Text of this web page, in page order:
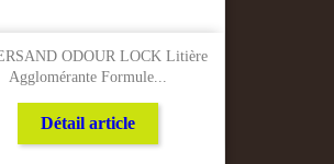
ODOUR LOCK Litière
Agglomérante Formule...
Détail article